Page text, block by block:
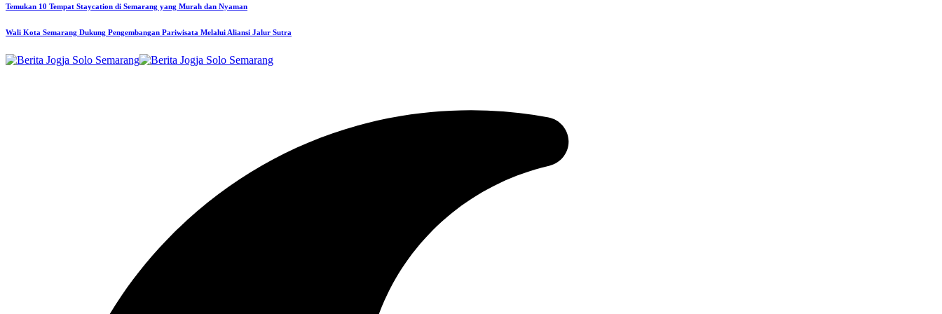
Temukan 10 Tempat Staycation di Semarang yang Murah dan Nyaman
Wali Kota Semarang Dukung Pengembangan Pariwisata Melalui Aliansi Jalur Sutra